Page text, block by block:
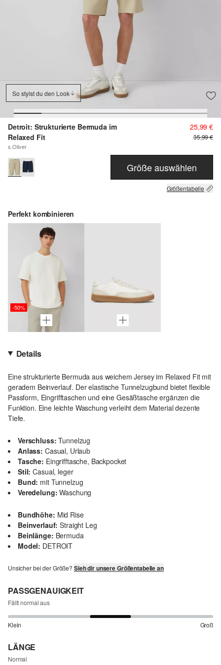
So stylst du den Look
Detroit: Strukturierte Bermuda im
Relaxed Fit
s.Oliver
25,99 €
35,99 €
Größe auswählen
Größentabelle
Perfekt kombinieren
-50%
Details
Eine strukturierte Bermuda aus weichem Jersey im Relaxed Fit mit
geradem Beinverlauf. Der elastische Tunnelzugbund bietet flexible
Passform, Eingrifftaschen und eine Gesäßtasche ergänzen die
Funktion. Eine leichte Waschung verleiht dem Material dezente
Tiefe.
Verschluss: Tunnelzug
Anlass: Casual, Urlaub
Tasche: Eingrifftasche, Backpocket
Stil: Casual, leger
Bund: mit Tunnelzug
Veredelung: Waschung
Bundhöhe: Mid Rise
Beinverlauf: Straight Leg
Beinlänge: Bermuda
Model: DETROIT
Unsicher bei der Größe? Sieh dir unsere Größentabelle an
PASSGENAUIGKEIT
Fällt normal aus
Klein Groß
LÄNGE
Normal